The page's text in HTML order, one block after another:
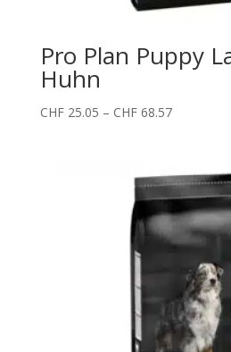
Pro Plan Puppy
Huhn
CHF25.05 – CHF68.57
CHF 68.57